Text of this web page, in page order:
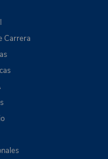
Carrera